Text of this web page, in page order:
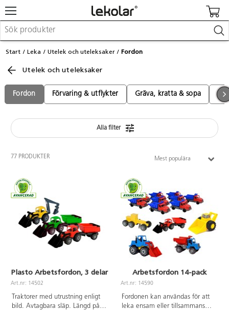
Möbler & inredning
Skapa
Lära
Barnvagnar & småbarnsartiklar
Kontakta Lekolar
Start Leka Utelek och uteleksaker Fordon
Utelek och uteleksaker
Fordon Förvaring & utflykter Gräva, kratta & sopa
Alla filter
77 PRODUKTER Mest populära
Plasto Arbetsfordon, 3 delar
Art.nr: 14502
Traktorer med utrustning enligt
bild. Avtagbara släp. Längd på
Arbetsfordon 14-pack
Art.nr: 14590
Fordonen kan användas för att
leka ensam eller tillsammans